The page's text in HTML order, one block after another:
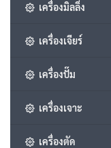
เครื่องมิลลิ่ง
เครื่องเจียร์
เครื่องปั๊ม
เครื่องเจาะ
เครื่องตัด